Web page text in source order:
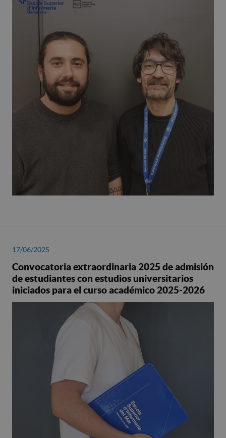
17/06/2025
Convocatoria extraordinaria 2025 de admisión
de estudiantes con estudios universitarios
iniciados para el curso académico 2025-2026